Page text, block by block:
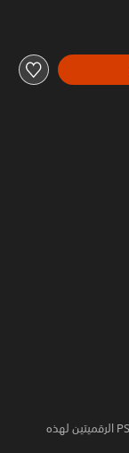
يسمح لك هذا المنتج بتنزيل كلٍ من نسختي PS4™‎ و PS5®‎ الرقميتين لهذه